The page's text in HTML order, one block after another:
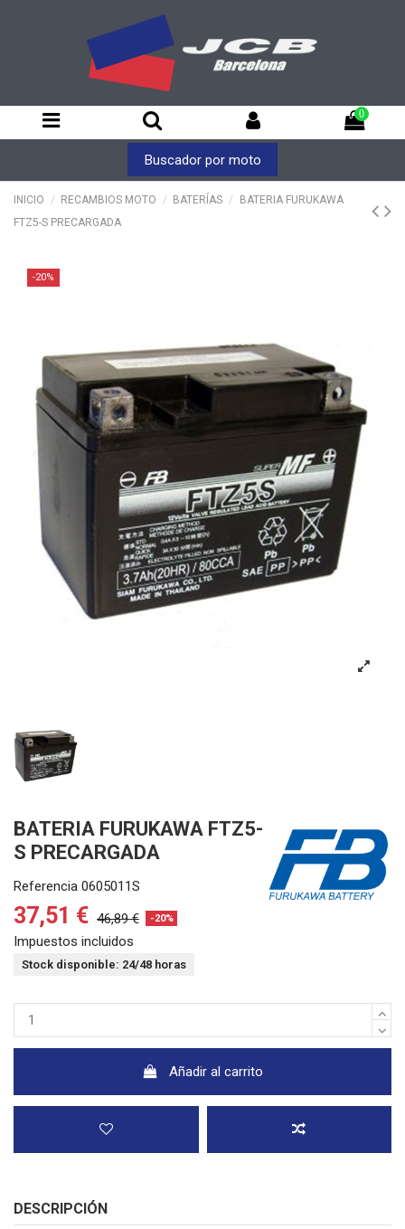
0
Buscador por moto
INICIO RECAMBIOS MOTO BATERÍAS
BATERIA FURUKAWA
FTZ5-S PRECARGADA
-20%
BATERIA FURUKAWA FTZ5-
S PRECARGADA
Referencia 0605011S
37,51 € 46,89 € -20%
Impuestos incluidos
Stock disponible: 24/48 horas
Añadir al carrito
DESCRIPCIÓN